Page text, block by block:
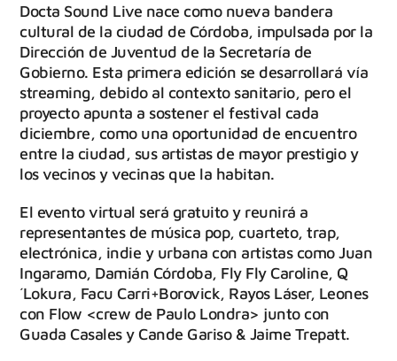
Docta Sound Live nace como nueva bandera
cultural de la ciudad de Córdoba, impulsada por la
Dirección de Juventud de la Secretaría de
Gobierno. Esta primera edición se desarrollará vía
streaming, debido al contexto sanitario, pero el
proyecto apunta a sostener el festival cada
diciembre, como una oportunidad de encuentro
entre la ciudad, sus artistas de mayor prestigio y
los vecinos y vecinas que la habitan.
El evento virtual será gratuito y reunirá a
representantes de música pop, cuarteto, trap,
electrónica, indie y urbana con artistas como Juan
Ingaramo, Damián Córdoba, Fly Fly Caroline, Q
´Lokura, Facu Carri+Borovick, Rayos Láser, Leones
con Flow <crew de Paulo Londra> junto con
Guada Casales y Cande Gariso & Jaime Trepatt.